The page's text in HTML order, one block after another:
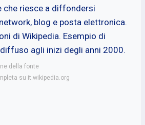
che riesce a diffondersi
blog e posta elettronica.
di Wikipedia. Esempio di
agli inizi degli anni 2000.
della fonte
su it.wikipedia.org